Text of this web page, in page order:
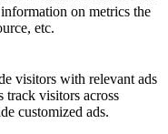
on metrics the
etc.
visitors with relevant ads
track visitors across
customized ads.